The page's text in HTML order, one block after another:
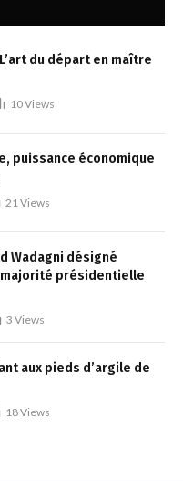
du départ en maître
10Views
puissance économique
21 Views
Wadagni désigné
majorité présidentielle
3 Views
aux pieds d’argile de
18Views